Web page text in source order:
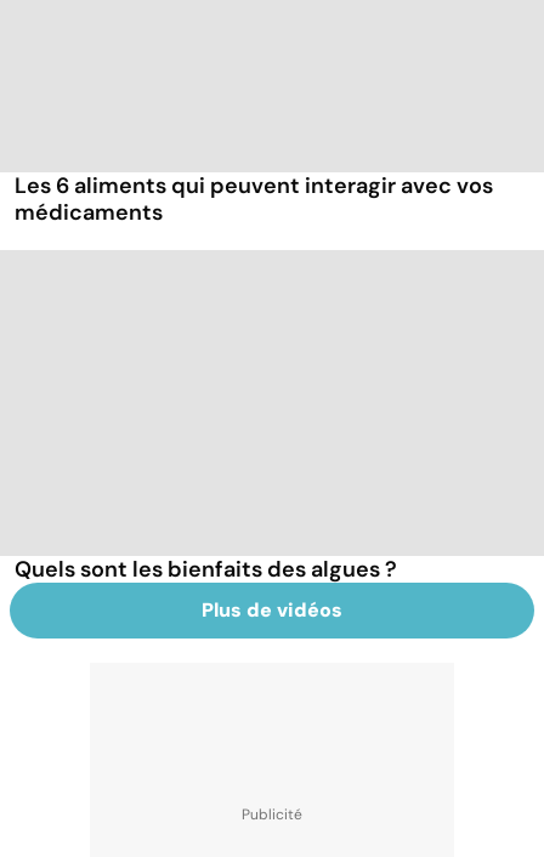
Les 6 aliments qui peuvent interagir avec vos
médicaments
Quels sont les bienfaits des algues ?
Plus de vidéos